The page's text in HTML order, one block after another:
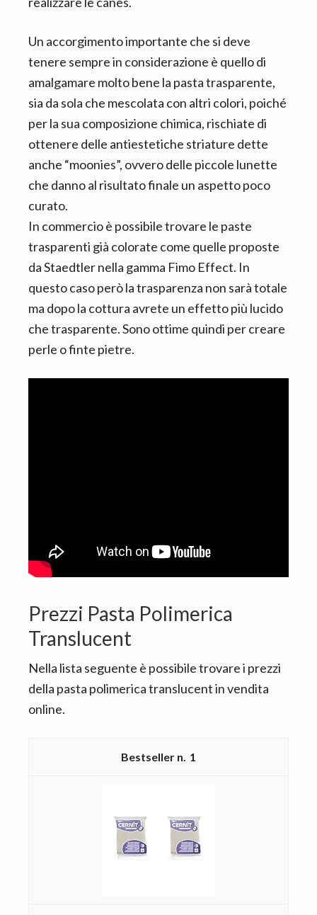
Un accorgimento importante che si deve
tenere sempre in considerazione è quello di
amalgamare molto bene la pasta trasparente,
sia da sola che mescolata con altri colori, poiché
per la sua composizione chimica, rischiate di
ottenere delle antiestetiche striature dette
anche “moonies”, ovvero delle piccole lunette
che danno al risultato finale un aspetto poco
curato.
In commercio è possibile trovare le paste
trasparenti già colorate come quelle proposte
da Staedtler nella gamma Fimo Effect. In
questo caso però la trasparenza non sarà totale
ma dopo la cottura avrete un effetto più lucido
che trasparente. Sono ottime quindi per creare
perle o finte pietre.
Prezzi Pasta Polimerica
Translucent
Nella lista seguente è possibile trovare i prezzi
della pasta polimerica translucent in vendita
online.
1